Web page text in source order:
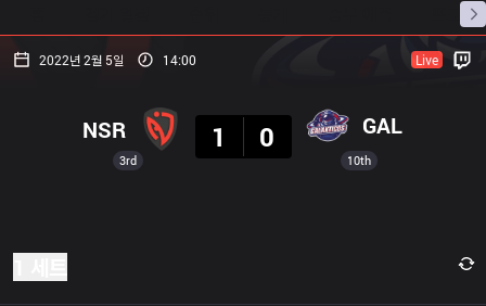
프로빌
2022년 2월 5일 14:00 Live
3rd
NSR
1
0 GAL
10th